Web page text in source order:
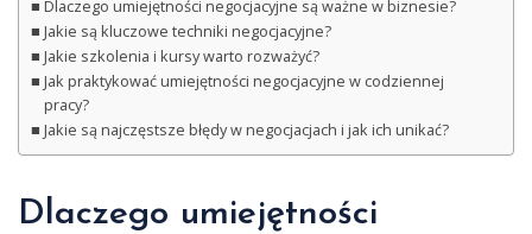
Dlaczego umiejętności negocjacyjne są ważne w biznesie?
Jakie są kluczowe techniki negocjacyjne?
Jakie szkolenia i kursy warto rozważyć?
Jak praktykować umiejętności negocjacyjne w codziennej
pracy?
Jakie są najczęstsze błędy w negocjacjach i jak ich unikać?
Dlaczego umiejętności